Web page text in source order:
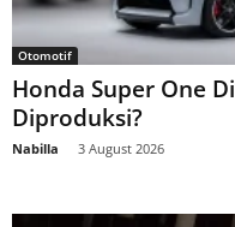
Otomotif
Honda Super One
Diproduksi?
Nabilla 3 August 2026